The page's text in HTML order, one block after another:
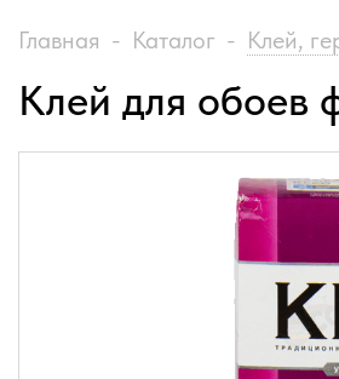
Главная - Каталог - Клей,
Клей для обоев